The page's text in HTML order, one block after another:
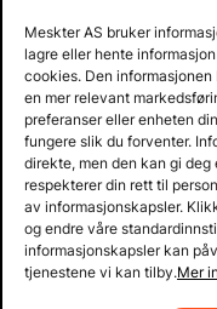
Meskter AS bruker
lagre eller hente
cookies. Den
en mer relevant
preferanser eller enheten
fungere slik du forventer.
direkte, men den kan gi
respekterer din rett til
av informasjonskapsler.
og endre våre
informasjonskapsler kan
tjenestene vi kan tilby.Mer